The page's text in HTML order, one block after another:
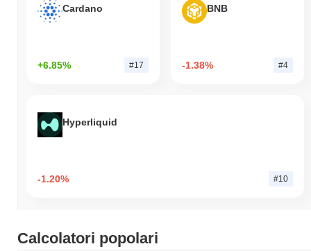
Cardano
+6.85% #17
BNB
-1.38% #4
Hyperliquid
-1.20% #10
Calcolatori popolari